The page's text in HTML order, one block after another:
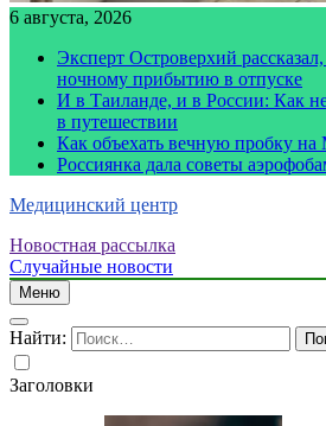
6 августа, 2026
Эксперт Островерхий
ночному прибытию в отпуске
И в Таиланде, и в России: Как
в путешествии
Как объехать вечную пробку
Россиянка дала советы
Медицинский центр
Новостная рассылка
Случайные новости
Меню
Найти:
Заголовки